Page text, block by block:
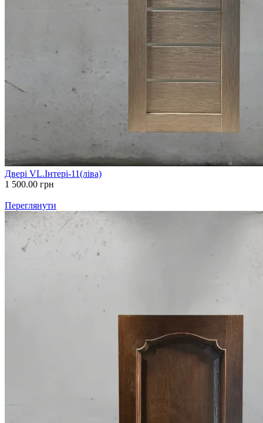
Двері VL.Інтері-11(ліва)
1 500.00 грн
Переглянути